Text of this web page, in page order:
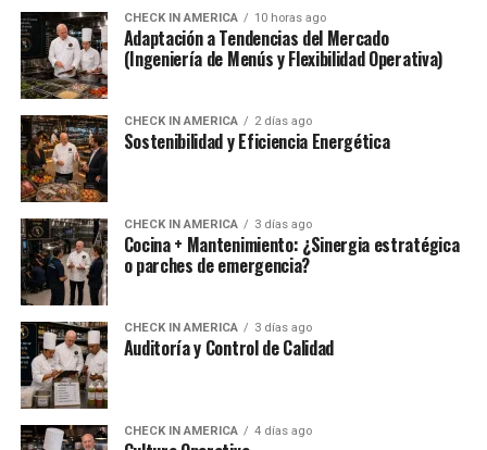
CHECK IN AMERICA 10 horas ago
Adaptación a Tendencias del Mercado
(Ingeniería de Menús y Flexibilidad Operativa)
CHECK IN AMERICA 2 días ago
Sostenibilidad y Eficiencia Energética
CHECK IN AMERICA 3 días ago
Cocina + Mantenimiento: ¿Sinergia estratégica
o parches de emergencia?
CHECK IN AMERICA 3 días ago
Auditoría y Control de Calidad
CHECK IN AMERICA 4 días ago